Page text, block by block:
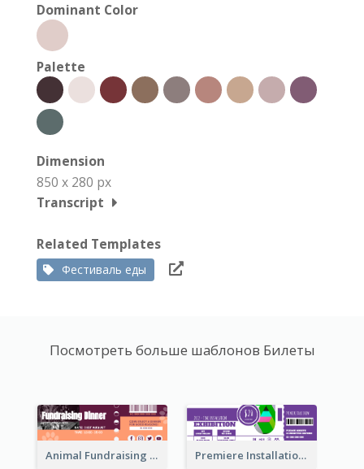
Dominant Color
Palette
Dimension
850 x 280 px
Transcript
Related Templates
Фестиваль еды
Посмотреть больше шаблонов Билеты
Animal Fundraising Ticket Show Ticket Premiere Installation Exhibition Ticket